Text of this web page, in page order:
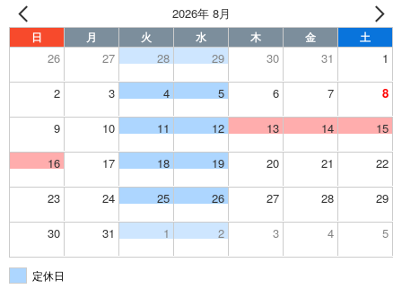
2026年 8月
日 月 火 水 木 金 土
26 27 28 29 30 31 1
2 3 4 5 6 7 8
9 10 11 12 13 14 15
16 17 18 19 20 21 22
23 24 25 26 27 28 29
30 31 1 2 3 4 5
定休日